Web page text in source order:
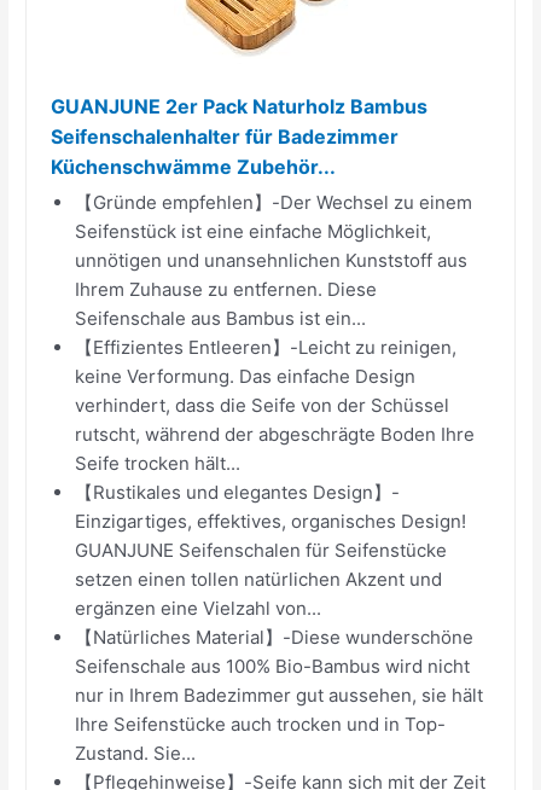
GUANJUNE 2er Pack Naturholz Bambus
Seifenschalenhalter für Badezimmer
Küchenschwämme Zubehör...
【Gründe empfehlen】-Der Wechsel zu einem
Seifenstück ist eine einfache Möglichkeit,
unnötigen und unansehnlichen Kunststoff aus
Ihrem Zuhause zu entfernen. Diese
Seifenschale aus Bambus ist ein...
【Effizientes Entleeren】-Leicht zu reinigen,
keine Verformung. Das einfache Design
verhindert, dass die Seife von der Schüssel
rutscht, während der abgeschrägte Boden Ihre
Seife trocken hält...
【Rustikales und elegantes Design】-
Einzigartiges, effektives, organisches Design!
GUANJUNE Seifenschalen für Seifenstücke
setzen einen tollen natürlichen Akzent und
ergänzen eine Vielzahl von...
【Natürliches Material】-Diese wunderschöne
Seifenschale aus 100% Bio-Bambus wird nicht
nur in Ihrem Badezimmer gut aussehen, sie hält
Ihre Seifenstücke auch trocken und in Top-
Zustand. Sie...
【Pflegehinweise】-Seife kann sich mit der Zeit